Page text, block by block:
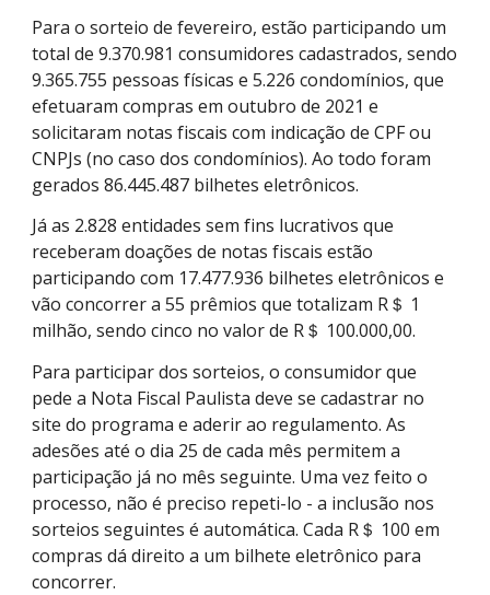
Para o sorteio de fevereiro, estão participando um
total de 9.370.981 consumidores cadastrados, sendo
9.365.755 pessoas físicas e 5.226 condomínios, que
efetuaram compras em outubro de 2021 e
solicitaram notas fiscais com indicação de CPF ou
CNPJs (no caso dos condomínios). Ao todo foram
gerados 86.445.487 bilhetes eletrônicos.
Já as 2.828 entidades sem fins lucrativos que
receberam doações de notas fiscais estão
participando com 17.477.936 bilhetes eletrônicos e
vão concorrer a 55 prêmios que totalizam R＄ 1
milhão, sendo ​cinco no valor de R＄ 100.000,00.
Para participar dos sorteios, o consumidor que
pede a Nota Fiscal Paulista deve se cadastrar no
site do programa e aderir ao regulamento. As
adesões até o dia 25 de cada mês permitem a
participação já no mês seguinte. Uma vez feito o
processo, não é preciso repeti-lo - a inclusão nos
sorteios seguintes é automática. Cada R＄ 100 em
compras dá direito a um bilhete eletrônico para
concorrer.